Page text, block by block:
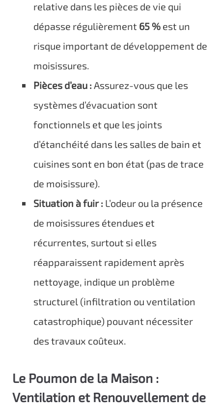
relative dans les pièces de vie qui
dépasse régulièrement 65 % est un
risque important de développement de
moisissures.
Pièces d’eau : Assurez-vous que les
systèmes d’évacuation sont
fonctionnels et que les joints
d’étanchéité dans les salles de bain et
cuisines sont en bon état (pas de trace
de moisissure).
Situation à fuir : L’odeur ou la présence
de moisissures étendues et
récurrentes, surtout si elles
réapparaissent rapidement après
nettoyage, indique un problème
structurel (infiltration ou ventilation
catastrophique) pouvant nécessiter
des travaux coûteux.
Le Poumon de la Maison :
Ventilation et Renouvellement de